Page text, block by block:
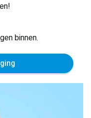
binnen.